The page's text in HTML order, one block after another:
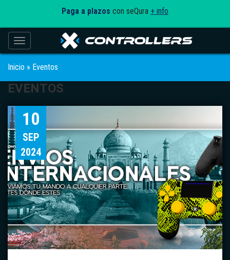
Paga a plazos con seQura + info
Toggle navigation
Inicio » Eventos
EVENTOS
10
SEP
2024